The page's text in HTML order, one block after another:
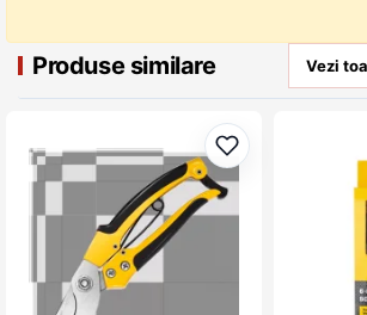
Produse similare Vezi
Adaugă la